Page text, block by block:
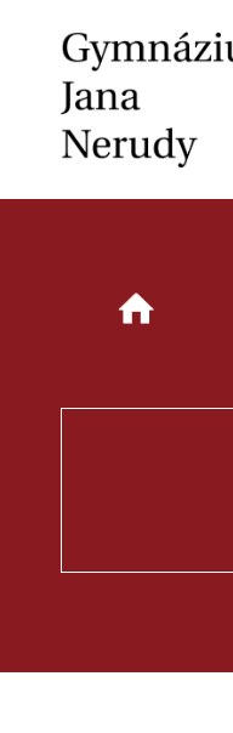
content